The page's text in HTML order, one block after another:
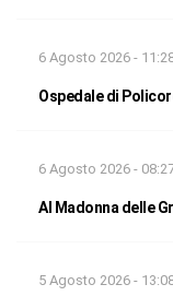
6 Agosto 2026 -
Ospedale di
6 Agosto 2026 -
Al Madonna delle
5 Agosto 2026 -